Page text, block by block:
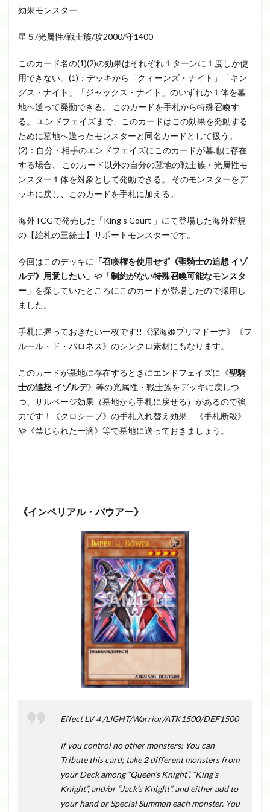
効果モンスター
星５/光属性/戦士族/攻2000/守1400
このカード名の(1)(2)の効果はそれぞれ１ターンに１度しか使
用できない。(1)：デッキから「クィーンズ・ナイト」「キン
グス・ナイト」「ジャックス・ナイト」のいずれか１体を墓
地へ送って発動できる。 このカードを手札から特殊召喚す
る。 エンドフェイズまで、このカードはこの効果を発動する
ために墓地へ送ったモンスターと同名カードとして扱う。
(2)：自分・相手のエンドフェイズにこのカードが墓地に存在
する場合、 このカード以外の自分の墓地の戦士族・光属性モ
ンスター１体を対象として発動できる。 そのモンスターをデ
ッキに戻し、このカードを手札に加える。
海外TCGで発売した「King’s Court 」にて登場した海外新規
の【絵札の三銃士】サポートモンスターです。
今回はこのデッキに 「召喚権を使用せず《聖騎士の追想 イゾ
ルデ》用意したい」 や 「制約がない特殊召喚可能なモンスタ
ー」 を探していたところにこのカードが登場したので採用し
ました。
手札に握っておきたい一枚です!!《深海姫プリマドーナ》《フ
ルール・ド・バロネス》のシンクロ素材にもなります。
このカードが墓地に存在するときにエンドフェイズに《聖騎
士の追想 イゾルデ》等の光属性・戦士族をデッキに戻しつ
つ、サルベージ効果（墓地から手札に戻せる）があるので強
力です！《クロシープ》の手札入れ替え効果、《手札断殺》
や《禁じられた一滴》等で墓地に送っておきましょう。
《インペリアル・バウアー》
Effect LV４/LIGHT/Warrior/ATK1500/DEF1500
If you control no other monsters: You can
Tribute this card; take 2 different monsters from
your Deck among “Queen’s Knight”, “King’s
Knight”, and/or “Jack’s Knight”, and either add to
your hand or Special Summon each monster. You